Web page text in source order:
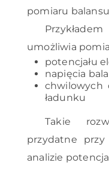
pomiaru
umożliwia
potencjału
napięcia
chwilowych
ładunku
Takie
przydatne
analizie